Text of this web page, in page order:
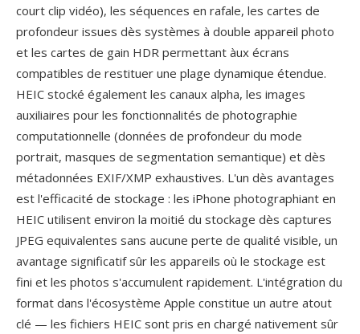
court clip vidéo), les séquences en rafale, les cartes de
profondeur issues dès systèmes à double appareil photo
et les cartes de gain HDR permettant àux écrans
compatibles de restituer une plage dynamique étendue.
HEIC stocké également les canaux alpha, les images
auxiliaires pour les fonctionnalités de photographie
computationnelle (données de profondeur du mode
portrait, masques de segmentation semantique) et dès
métadonnées EXIF/XMP exhaustives. L'un dès avantages
est l'efficacité de stockage : les iPhone photographiant en
HEIC utilisent environ la moitié du stockage dès captures
JPEG equivalentes sans aucune perte de qualité visible, un
avantage significatif sûr les appareils où le stockage est
fini et les photos s'accumulent rapidement. L'intégration du
format dans l'écosystème Apple constitue un autre atout
clé — les fichiers HEIC sont pris en chargé nativement sûr